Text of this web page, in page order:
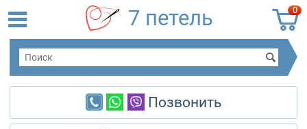
0
7 петель
Позвонить